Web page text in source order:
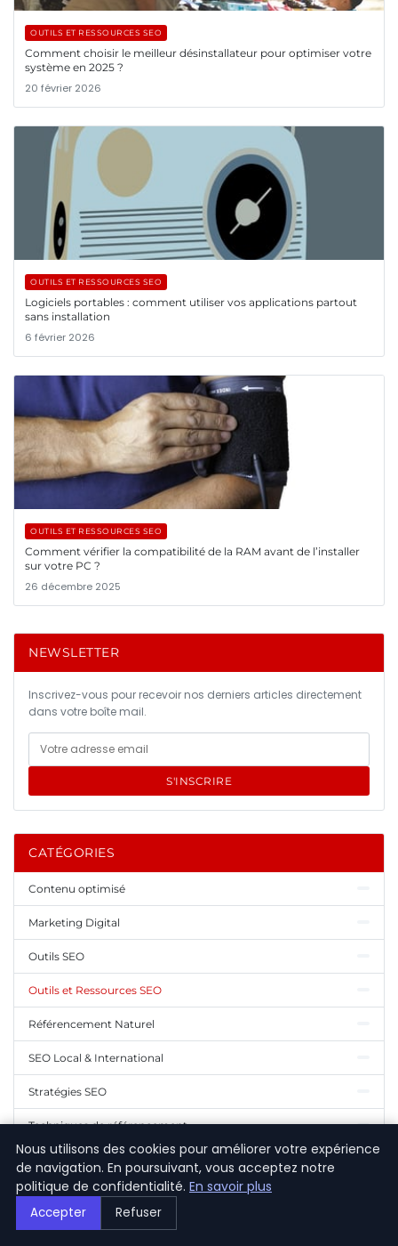
OUTILS ET RESSOURCES SEO
Comment choisir le meilleur désinstallateur pour optimiser votre
système en 2025 ?
20 février 2026
OUTILS ET RESSOURCES SEO
Logiciels portables : comment utiliser vos applications partout
sans installation
6 février 2026
OUTILS ET RESSOURCES SEO
Comment vérifier la compatibilité de la RAM avant de l’installer
sur votre PC ?
26 décembre 2025
NEWSLETTER
Inscrivez-vous pour recevoir nos derniers articles directement
dans votre boîte mail.
S'INSCRIRE
CATÉGORIES
Contenu optimisé
Marketing Digital
Outils SEO
Outils et Ressources SEO
Référencement Naturel
SEO Local & International
Stratégies SEO
Techniques de référencement
Nous utilisons des cookies pour améliorer votre expérience
de navigation. En poursuivant, vous acceptez notre
politique de confidentialité. En savoir plus
Accepter Refuser